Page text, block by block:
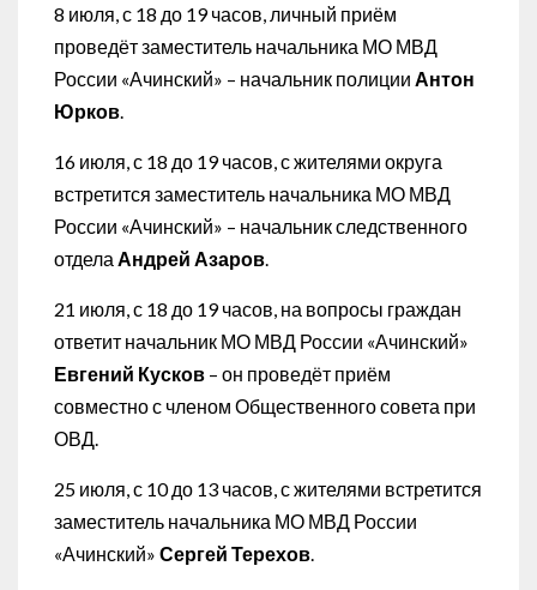
8 июля, с 18 до 19 часов, личный приём
проведёт заместитель начальника МО МВД
России «Ачинский» – начальник полиции Антон
Юрков.
16 июля, с 18 до 19 часов, с жителями округа
встретится заместитель начальника МО МВД
России «Ачинский» – начальник следственного
отдела Андрей Азаров.
21 июля, с 18 до 19 часов, на вопросы граждан
ответит начальник МО МВД России «Ачинский»
Евгений Кусков – он проведёт приём
совместно с членом Общественного совета при
ОВД.
25 июля, с 10 до 13 часов, с жителями встретится
заместитель начальника МО МВД России
«Ачинский» Сергей Терехов.